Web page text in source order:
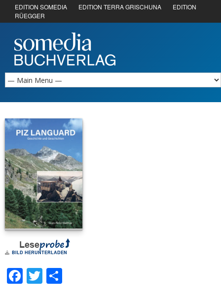
EDITION SOMEDIA EDITION TERRA GRISCHUNA
EDITION
RÜEGGER
BILD HERUNTERLADEN
Facebook
Twitter